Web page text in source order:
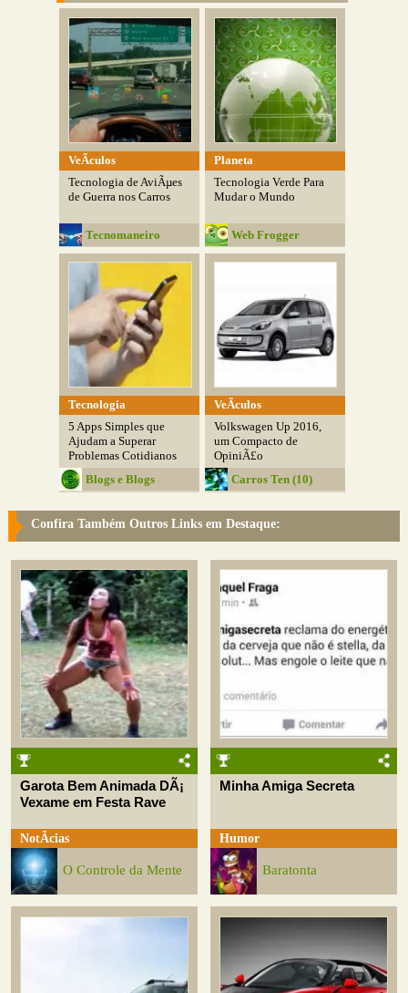
VeÃ­culos
Tecnologia de AviÃµes
de Guerra nos Carros
Tecnomaneiro
Planeta
Tecnologia Verde Para
Mudar o Mundo
Web Frogger
Tecnologia
5 Apps Simples que
Ajudam a Superar
Problemas Cotidianos
Blogs e Blogs
VeÃ­culos
Volkswagen Up 2016,
um Compacto de
OpiniÃ£o
Carros Ten (10)
Confira Também Outros Links em Destaque:
Garota Bem Animada DÃ¡
Vexame em Festa Rave
NotÃ­cias
O Controle da Mente
Minha Amiga Secreta
Humor
Baratonta